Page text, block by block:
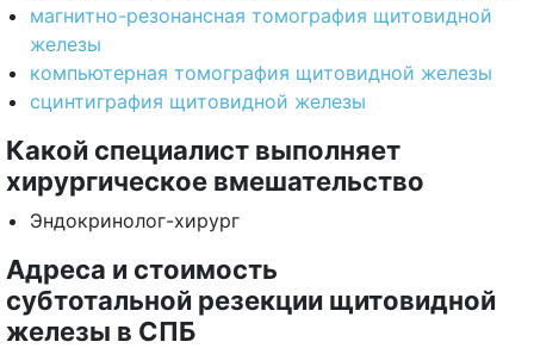
магнитно-резонансная томография щитовидной
железы
компьютерная томография щитовидной железы
сцинтиграфия щитовидной железы
Какой специалист выполняет
хирургическое вмешательство
Эндокринолог-хирург
Адреса и стоимость
субтотальной резекции щитовидной
железы в СПБ